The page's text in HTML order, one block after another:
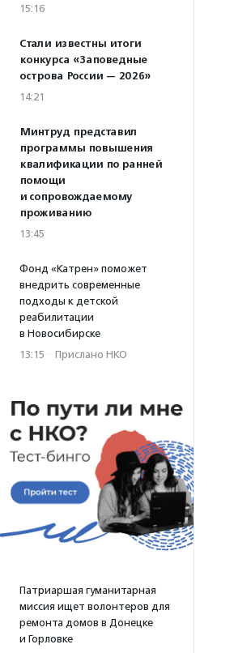
15:16
Стали известны итоги
конкурса «Заповедные
острова России — 2026»
14:21
Минтруд представил
программы повышения
квалификации по ранней
помощи
и сопровождаемому
проживанию
13:45
Фонд «Катрен» поможет
внедрить современные
подходы к детской
реабилитации
в Новосибирске
13:15 · Прислано НКО
Патриаршая гуманитарная
миссия ищет волонтеров для
ремонта домов в Донецке
и Горловке